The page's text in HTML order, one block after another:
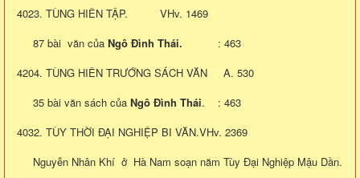
4023. TÙNG HIÊN TẬP. VHv. 1469
87 bài văn của Ngô Đình Thái.
: 463
4204. TÙNG HIÊN TRƯỚNG SÁCH VĂN A. 530
35 bài văn sách của Ngô Đình Thái. : 463
4032. TÙY THỜI ĐẠI NGHIỆP BI VĂN.VHv. 2369
Nguyễn Nhân Khí ở Hà Nam soạn năm Tùy Đại Nghiệp Mậu Dần.